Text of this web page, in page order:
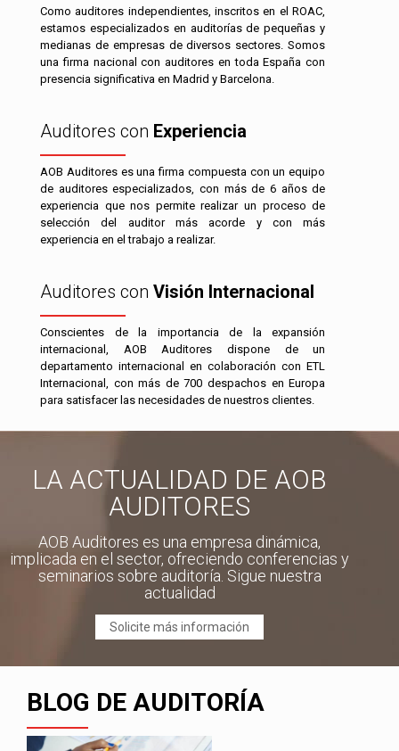
Como auditores independientes, inscritos en el ROAC,
estamos especializados en auditorías de pequeñas y
medianas de empresas de diversos sectores. Somos
una firma nacional con auditores en toda España con
presencia significativa en Madrid y Barcelona.
Auditores con Experiencia
AOB Auditores es una firma compuesta con un equipo
de auditores especializados, con más de 6 años de
experiencia que nos permite realizar un proceso de
selección del auditor más acorde y con más
experiencia en el trabajo a realizar.
Auditores con Visión Internacional
Conscientes de la importancia de la expansión
internacional, AOB Auditores dispone de un
departamento internacional en colaboración con ETL
Internacional, con más de 700 despachos en Europa
para satisfacer las necesidades de nuestros clientes.
LA ACTUALIDAD DE AOB
AUDITORES
AOB Auditores es una empresa dinámica,
implicada en el sector, ofreciendo conferencias y
seminarios sobre auditoría. Sigue nuestra
actualidad
Solicite más información
BLOG DE AUDITORÍA